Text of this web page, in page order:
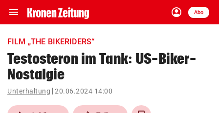
menu Navigation
ein-/ausklappen
account_circle
Anmelden
Abo
close Schließen
account_circle Anmelden
pin_drop
Wien arrow_right
FILM „THE BIKERIDERS“
Testosteron im Tank: US-Biker-
Nostalgie
Unterhaltung 20.06.2024 14:00